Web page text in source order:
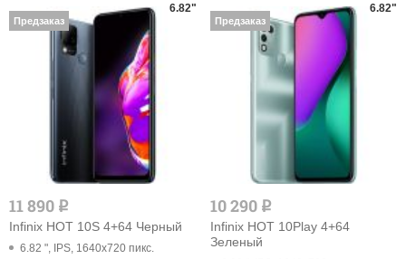
11 890 q
Infinix HOT 10S 4+64 Черный
6.82 ", IPS, 1640x720 пикс.
6.82"
Предзаказ
10 290 q
Infinix HOT 10Play 4+64
Зеленый
6.82"
Предзаказ